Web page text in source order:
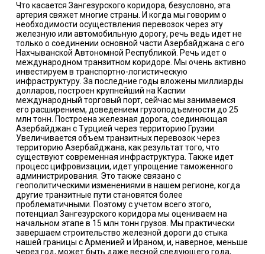
Что касается Зангезурского коридора, безусловно, эта
артерия свяжет многие страны. И когда мы говорим о
необходимости осуществления перевозок через эту
железную или автомобильную дорогу, речь ведь идет не
только о соединении основной части Азербайджана с его
Нахчыванской Автономной Республикой. Речь идет о
международном транзитном коридоре. Мы очень активно
инвестируем в транспортно-логистическую
инфраструктуру. За последние годы вложены миллиарды
долларов, построен крупнейший на Каспии
международный торговый порт, сейчас мы занимаемся
его расширением, доведением грузоподъемности до 25
млн тонн. Построена железная дорога, соединяющая
Азербайджан с Турцией через территорию Грузии.
Увеличивается объем транзитных перевозок через
территорию Азербайджана, как результат того, что
существуют современная инфраструктура. Также идет
процесс цифровизации, идет упрощение таможенного
администрирования. Это также связано с
геополитическими изменениями в нашем регионе, когда
другие транзитные пути становятся более
проблематичными. Поэтому с учетом всего этого,
потенциал Зангезурского коридора мы оцениваем на
начальном этапе в 15 млн тонн грузов. Мы практически
завершаем строительство железной дороги до стыка
нашей границы с Арменией и Ираном, и, наверное, меньше
через год, может быть даже весной следующего года,